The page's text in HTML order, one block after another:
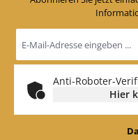
Mail-
Adresse
*
Anti-Roboter-
Hier